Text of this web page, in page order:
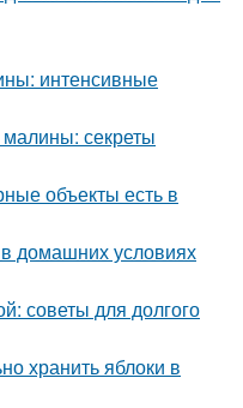
интенсивные
секреты
объекты есть в
в домашних условиях
советы для долгого
хранить яблоки в